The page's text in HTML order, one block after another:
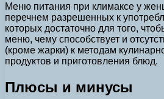
Меню питания при климаксе у
перечнем разрешенных к
которых достаточно для того,
меню, чему способствует и
(кроме жарки) к методам
продуктов и приготовления блюд.
Плюсы и минусы